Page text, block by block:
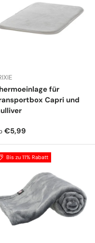
für
Capri und
Preis
€5,99
Bis zu 11% Rabatt